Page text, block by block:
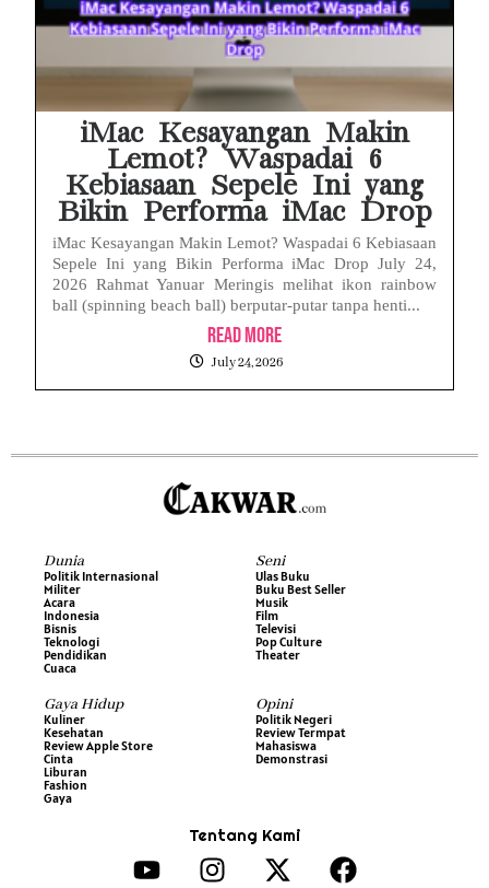
iMac Kesayangan Makin
Lemot? Waspadai 6
Kebiasaan Sepele Ini yang
Bikin Performa iMac Drop
iMac Kesayangan Makin Lemot? Waspadai 6 Kebiasaan
Sepele Ini yang Bikin Performa iMac Drop July 24,
2026 Rahmat Yanuar Meringis melihat ikon rainbow
ball (spinning beach ball) berputar-putar tanpa henti...
Read More
July 24, 2026
Dunia
Politik Internasional
Militer
Acara
Indonesia
Bisnis
Teknologi
Pendidikan
Cuaca
Seni
Ulas Buku
Buku Best Seller
Musik
Film
Televisi
Pop Culture
Theater
Gaya Hidup
Kuliner
Kesehatan
Review Apple Store
Cinta
Liburan
Fashion
Gaya
Opini
Politik Negeri
Review Termpat
Mahasiswa
Demonstrasi
Tentang Kami